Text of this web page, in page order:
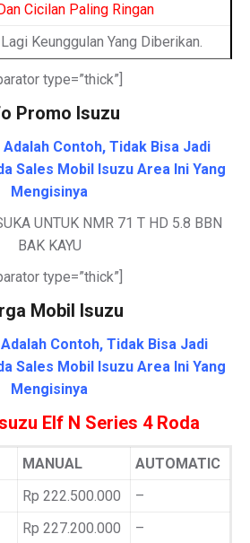
Cicilan Paling Ringan
Keunggulan Yang Diberikan.
type=”thick”]
Promo Isuzu
Contoh, Tidak Bisa Jadi
Sales Mobil Isuzu Area Ini Yang
Mengisinya
UNTUK NMR 71 T HD 5.8 BBN
BAK KAYU
type=”thick”]
Mobil Isuzu
Contoh, Tidak Bisa Jadi
Sales Mobil Isuzu Area Ini Yang
Mengisinya
Elf N Series 4 Roda
MANUAL
AUTOMATIC
Rp 222.500.000
–
Rp 227.200.000
–